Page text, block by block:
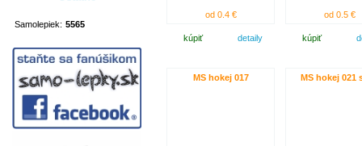
Samolepiek: 5565
od 0.4 €
kúpiť detaily
od 0.5 €
kúpiť
MS hokej 017 MS hokej 021